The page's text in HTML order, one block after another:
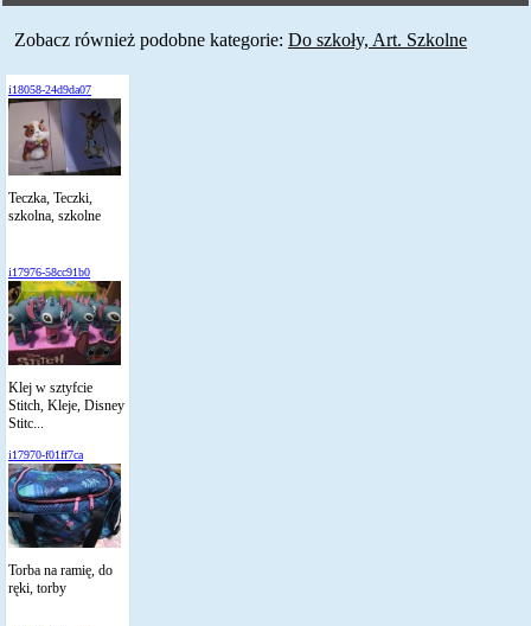
Zobacz również podobne kategorie: Do szkoły, Art. Szkolne
i18058-24d9da07
Teczka, Teczki,
szkolna, szkolne
i17976-58cc91b0
Klej w sztyfcie
Stitch, Kleje, Disney
Stitc...
i17970-f01ff7ca
Torba na ramię, do
ręki, torby